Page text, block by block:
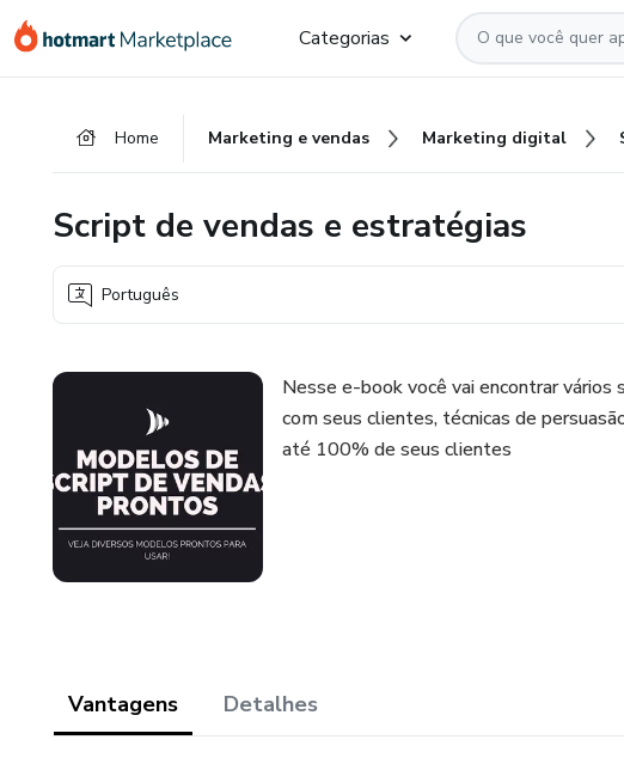
para
para
para
Categorias
Home Marketing e vendas Marketing digital
Script de vendas e estratégias
Português
Nesse e-book você vai encontrar
com seus clientes, técnicas de
até 100% de seus clientes
Vantagens Detalhes